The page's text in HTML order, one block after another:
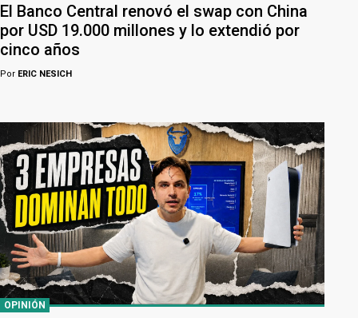
El Banco Central renovó el swap con China
por USD 19.000 millones y lo extendió por
cinco años
Por ERIC NESICH
OPINIÓN